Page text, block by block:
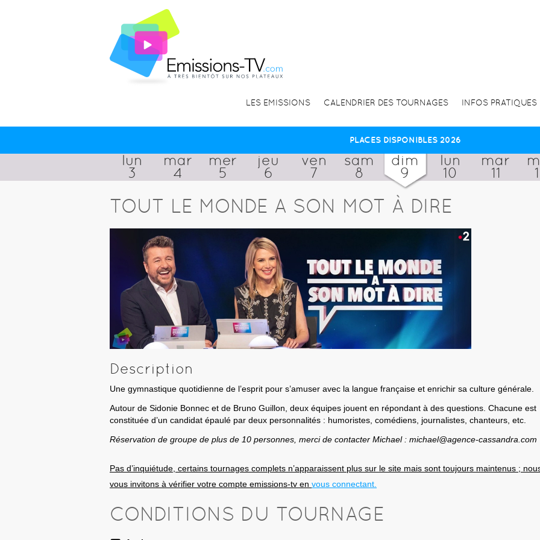
LES EMISSIONS CALENDRIER DES TOURNAGES INFOS PRATIQUES
PLACES DISPONIBLES 2026
lun
3
mar
4
mer
5
jeu
6
ven
7
sam
8
dim
9
lun
10
mar
11
TOUT LE MONDE A SON MOT À DIRE
Description
Une gymnastique quotidienne de l’esprit pour s’amuser avec la langue française et enrichir sa culture générale.
Autour de Sidonie Bonnec et de Bruno Guillon, deux équipes jouent en répondant à des questions. Chacune est
constituée d’un candidat épaulé par deux personnalités : humoristes, comédiens, journalistes, chanteurs, etc.
Réservation de groupe de plus de 10 personnes, merci de contacter Michael : michael@agence-cassandra.com
Pas d’inquiétude, certains tournages complets n’apparaissent plus sur le site mais sont toujours maintenus ;
vous invitons à vérifier votre compte emissions-tv en vous connectant.
CONDITIONS DU TOURNAGE